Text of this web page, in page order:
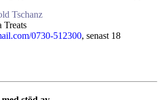
Tschanz
Treats
0730-512300, senast 18